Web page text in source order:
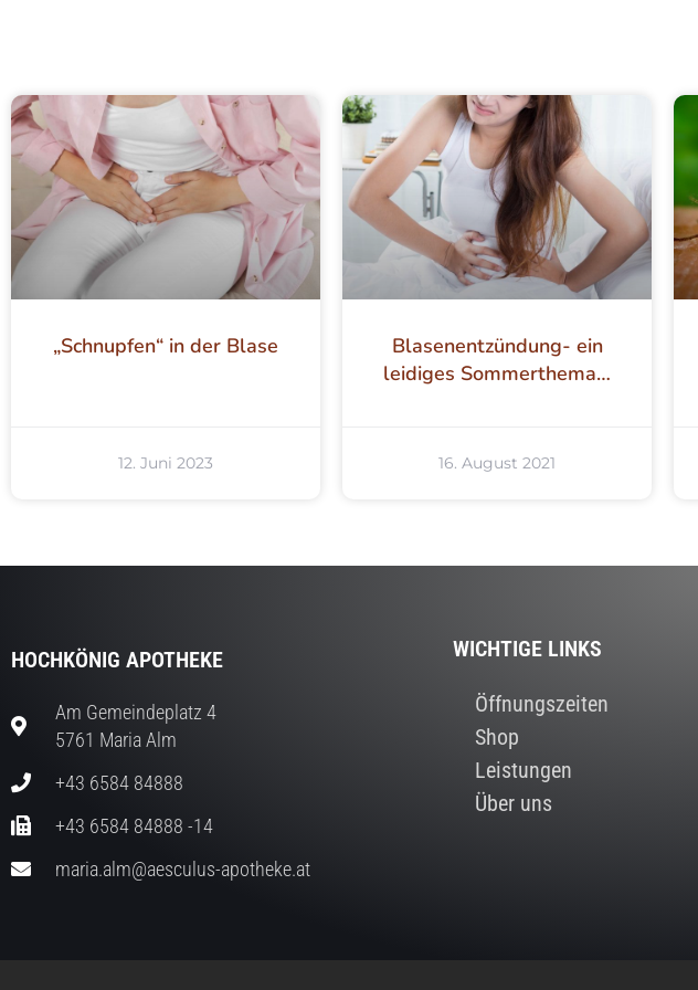
„Schnupfen“ in der Blase
12. Juni 2023
Blasenentzündung- ein
leidiges Sommerthema…
16. August 2021
HOCHKÖNIG APOTHEKE
Am Gemeindeplatz 4
5761 Maria Alm
+43 6584 84888
+43 6584 84888 -14
maria.alm@aesculus-apotheke.at
WICHTIGE LINKS
Öffnungszeiten
Shop
Leistungen
Über uns